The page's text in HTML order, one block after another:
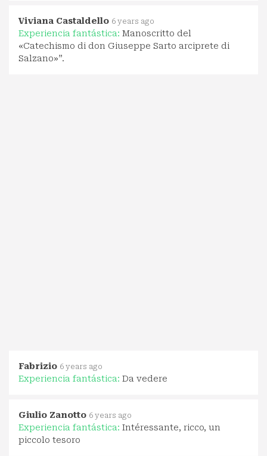
Viviana Castaldello 6 years ago
Experiencia fantástica: Manoscritto del
«Catechismo di don Giuseppe Sarto arciprete di
Salzano»”.
Fabrizio 6 years ago
Experiencia fantástica: Da vedere
Giulio Zanotto 6 years ago
Experiencia fantástica: Intéressante, ricco, un
piccolo tesoro